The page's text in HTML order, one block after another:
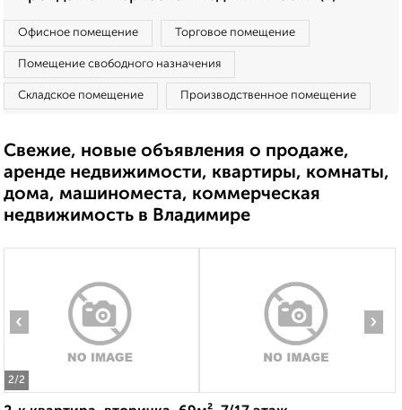
Офисное помещение Торговое помещение
Помещение свободного назначения
Складское помещение Производственное помещение
Свежие, новые объявления о продаже,
аренде недвижимости, квартиры, комнаты,
дома, машиноместа, коммерческая
недвижимость в Владимире
2/2
‹ ›